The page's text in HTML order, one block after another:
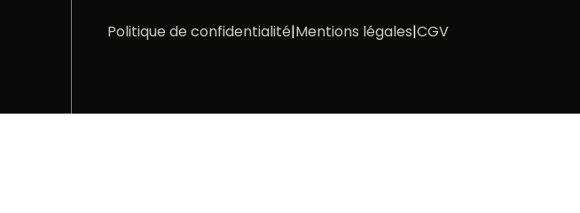
Politique de confidentialité|Mentions légales|CGV